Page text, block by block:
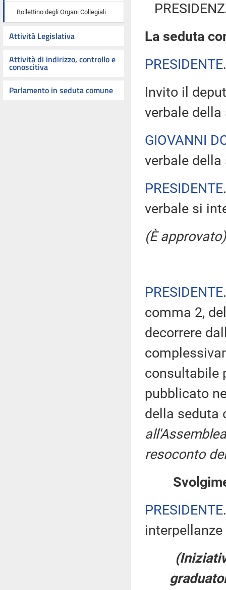
Bollettino degli Organi Collegiali
Attività Legislativa
Attività di indirizzo, controllo e
conoscitiva
Parlamento in seduta comune
La seduta
PRESIDENTE
Invito il
verbale della
GIOVANNI
verbale
PRESIDENTE
verbale si
(È approvato)
PRESIDENTE
comma 2,
decorrere
consultabile
pubblicato
della seduta
resoconto
PRESIDENTE